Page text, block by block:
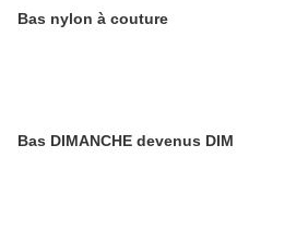
Bas nylon à couture
Bas DIMANCHE devenus DIM